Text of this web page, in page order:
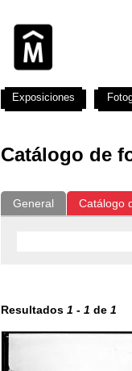
Catálogo de
General Catálogo
Resultados 1 - 1 de 1
Exposiciones